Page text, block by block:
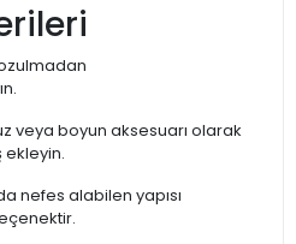
veya boyun aksesuarı olarak
nefes alabilen yapısı